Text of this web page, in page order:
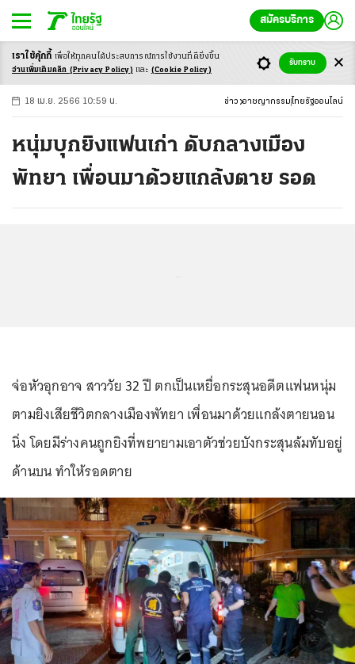
สมัครบริการ
-ก ก ก+
18 เม.ย. 2566 10:59 น. ข่าว อาชญากรรม ไทยรัฐออนไลน์
หนุ่มบุกยิงแฟนเก่า ดับกลางเมือง
พัทยา เพื่อนมาด้วยแกล้งตาย รอด
จ่อหัวอุกอาจ สาววัย 32 ปี ตกเป็นเหยื่อกระสุนอดีตแฟนหนุ่ม
ตามยิงเสียชีวิตกลางเมืองพัทยา เพื่อนมาด้วยแกล้งตายนอน
นิ่ง โดยมีร่างคนถูกยิงที่พยายามเอาตัวช่วยบังกระสุนล้มทับอยู่
ด้านบน ทำให้รอดตาย
เราใช้คุ้กกี้ เพื่อให้ทุกคนได้ประสบการณ์การใช้งานที่ดียิ่งขึ้น
อ่านเพิ่มเติมคลิก (Privacy Policy) และ (Cookie Policy)
รับทราบ